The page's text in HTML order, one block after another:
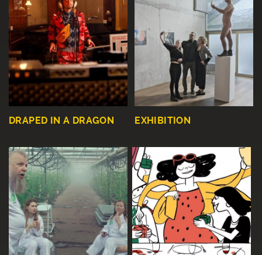
DRAPED IN A DRAGON EXHIBITION